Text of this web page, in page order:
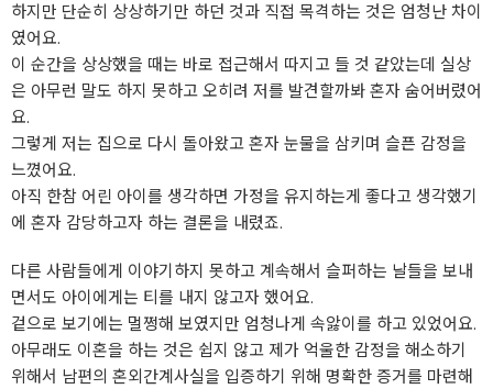
하지만 단순히 상상하기만 하던 것과 직접 목격하는 것은 엄청난 차이
였어요.
이 순간을 상상했을 때는 바로 접근해서 따지고 들 것 같았는데 실상
은 아무런 말도 하지 못하고 오히려 저를 발견할까봐 혼자 숨어버렸어
요.
그렇게 저는 집으로 다시 돌아왔고 혼자 눈물을 삼키며 슬픈 감정을
느꼈어요.
아직 한참 어린 아이를 생각하면 가정을 유지하는게 좋다고 생각했기
에 혼자 감당하고자 하는 결론을 내렸죠.
다른 사람들에게 이야기하지 못하고 계속해서 슬퍼하는 날들을 보내
면서도 아이에게는 티를 내지 않고자 했어요.
겉으로 보기에는 멀쩡해 보였지만 엄청나게 속앓이를 하고 있었어요.
아무래도 이혼을 하는 것은 쉽지 않고 제가 억울한 감정을 해소하기
위해서 남편의 혼외간계사실을 입증하기 위해 명확한 증거를 마련해